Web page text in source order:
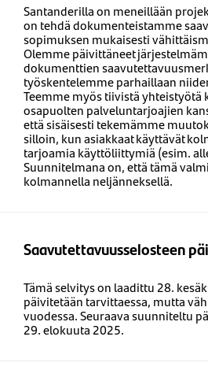
Santanderilla on meneillään
on tehdä dokumenteistamme
sopimuksen mukaisesti
Olemme päivittäneet
dokumenttien
työskentelemme parhaillaan
Teemme myös tiivistä yhteistyötä
osapuolten palveluntarjoajien
että sisäisesti tekemämme
silloin, kun asiakkaat käyttävät
tarjoamia käyttöliittymiä (esim.
Suunnitelmana on, että tämä
kolmannella neljänneksellä.
Saavutettavuusselosteen
Tämä selvitys on laadittu 28.
päivitetään tarvittaessa, mutta
vuodessa. Seuraava suunniteltu
29. elokuuta 2025.